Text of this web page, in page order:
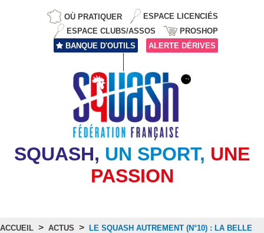
OÙ PRATIQUER
ESPACE LICENCIÉS
ESPACE CLUBS/ASSOS
PROSHOP
BANQUE D'OUTILS
ALERTE DÉRIVES
SQUASH, UN SPORT, UNE
PASSION
ACCUEIL > ACTUS > LE SQUASH AUTREMENT (N°10) : LA BELLE